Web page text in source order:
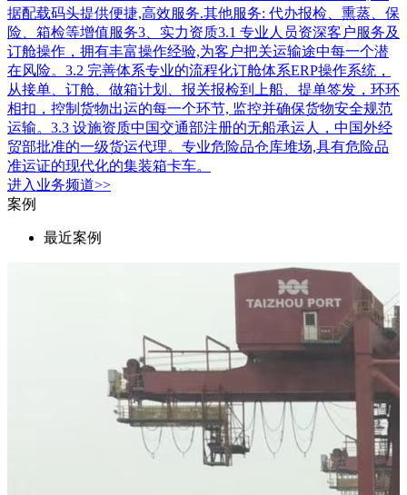
据配载码头提供便捷,高效服务.其他服务: 代办报检、熏蒸、保
险、箱检等增值服务3、实力资质3.1 专业人员资深客户服务及
订舱操作，拥有丰富操作经验,为客户把关运输途中每一个潜
在风险。3.2 完善体系专业的流程化订舱体系ERP操作系统，
从接单、订舱、做箱计划、报关报检到上船、提单签发，环环
相扣，控制货物出运的每一个环节, 监控并确保货物安全规范
运输。3.3 设施资质中国交通部注册的无船承运人，中国外经
贸部批准的一级货运代理。专业危险品仓库堆场,具有危险品
准运证的现代化的集装箱卡车。
进入 业务频道>>
案例
最近案例